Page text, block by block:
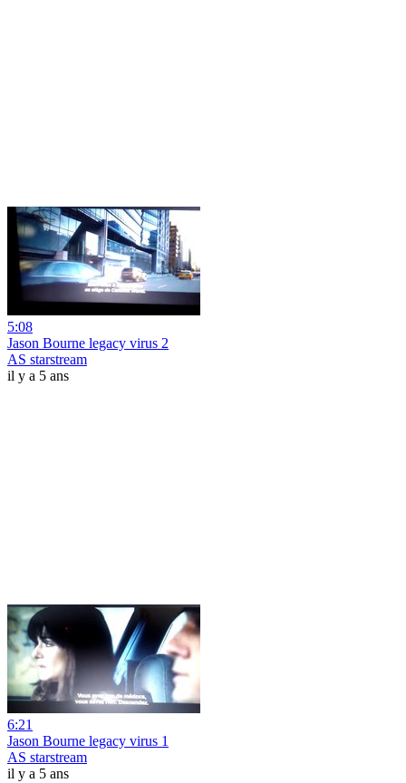
5:08
Jason Bourne legacy virus 2
AS starstream
il y a 5 ans
6:21
Jason Bourne legacy virus 1
AS starstream
il y a 5 ans